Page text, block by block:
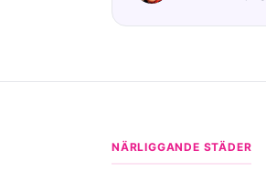
NÄRLIGGANDE STÄDER